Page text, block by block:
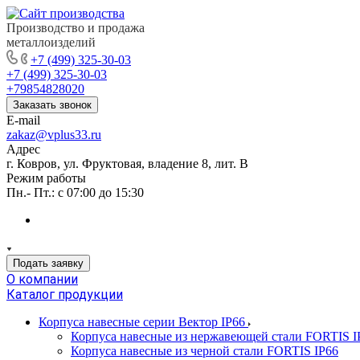
Производство и продажа
металлоизделий
+7 (499) 325-30-03
+7 (499) 325-30-03
+79854828020
Заказать звонок
E-mail
zakaz@vplus33.ru
Адрес
г. Ковров, ул. Фруктовая, владение 8, лит. В
Режим работы
Пн.- Пт.: с 07:00 до 15:30
Подать заявку
О компании
Каталог продукции
Корпуса навесные серии Вектор IP66
Корпуса навесные из нержавеющей стали FORTIS
Корпуса навесные из черной стали FORTIS IP66